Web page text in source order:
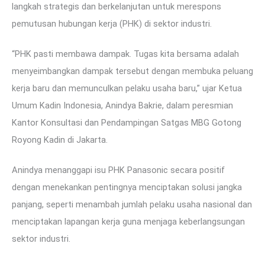
langkah strategis dan berkelanjutan untuk merespons
pemutusan hubungan kerja (PHK) di sektor industri.
“PHK pasti membawa dampak. Tugas kita bersama adalah
menyeimbangkan dampak tersebut dengan membuka peluang
kerja baru dan memunculkan pelaku usaha baru,” ujar Ketua
Umum Kadin Indonesia, Anindya Bakrie, dalam peresmian
Kantor Konsultasi dan Pendampingan Satgas MBG Gotong
Royong Kadin di Jakarta.
Anindya menanggapi isu PHK Panasonic secara positif
dengan menekankan pentingnya menciptakan solusi jangka
panjang, seperti menambah jumlah pelaku usaha nasional dan
menciptakan lapangan kerja guna menjaga keberlangsungan
sektor industri.